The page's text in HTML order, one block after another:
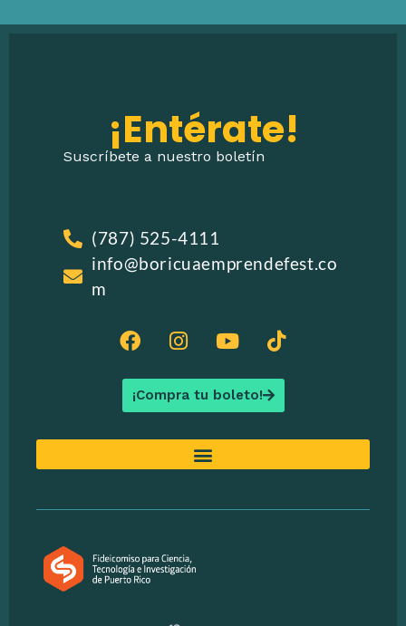
¡Entérate!
Suscríbete a nuestro boletín
(787) 525-4111
info@boricuaemprendefest.co
m
¡Compra tu boleto!